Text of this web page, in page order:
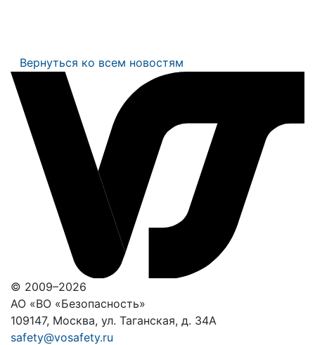
Вернуться ко всем новостям
© 2009–2026
АО «ВО «Безопасность»
109147, Москва, ул. Таганская, д. 34А
safety@vosafety.ru